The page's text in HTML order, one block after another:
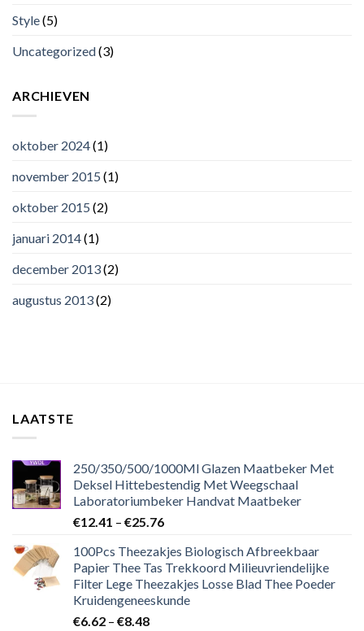
Style(5)
Uncategorized(3)
ARCHIEVEN
oktober 2024(1)
november 2015 (1)
oktober 2015 (2)
januari 2014(1)
december 2013(2)
augustus 2013(2)
LAATSTE
250/350/500/1000Ml Glazen Maatbeker Met
Deksel Hittebestendig Met Weegschaal
Laboratoriumbeker Handvat Maatbeker
€12.41 – €25.76
100Pcs Theezakjes Biologisch Afbreekbaar
Papier Thee Tas Trekkoord Milieuvriendelijke
Filter Lege Theezakjes Losse Blad Thee Poeder
Kruidengeneeskunde
€6.62 – €8.48